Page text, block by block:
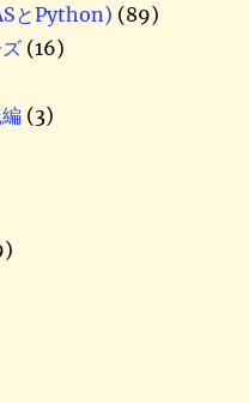
とPython) (89)
(16)
(3)